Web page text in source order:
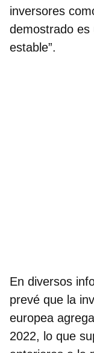
inversores
demostrado es
estable”.
En diversos
prevé que la
europea
2022, lo que